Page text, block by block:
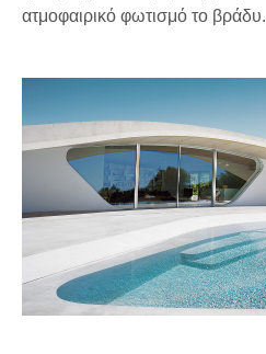
ατμοφαιρικό φωτισμό το βράδυ.